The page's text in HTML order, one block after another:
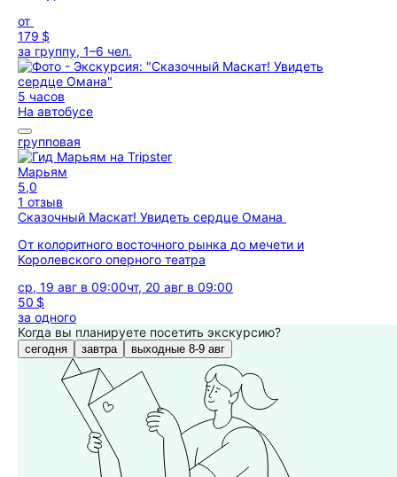
от
179 $
за группу, 1–6 чел.
5 часов
На автобусе
групповая
Марьям
5,0
1 отзыв
Сказочный Маскат! Увидеть сердце Омана
От колоритного восточного рынка до мечети и
Королевского оперного театра
ср, 19 авг в 09:00чт, 20 авг в 09:00
50 $
за одного
Когда вы планируете посетить экскурсию?
сегодня завтра выходные 8-9 авг